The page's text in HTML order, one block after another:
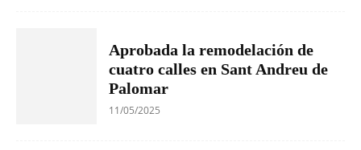
Aprobada la remodelación de
cuatro calles en Sant Andreu de
Palomar
11/05/2025